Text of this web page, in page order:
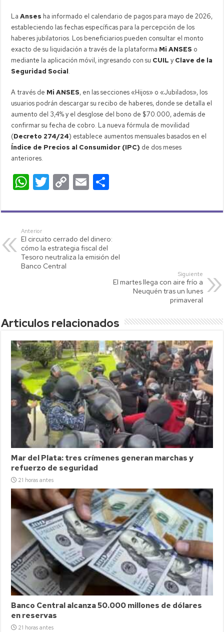
LaAnses ha informado el calendario de pagos para mayo de 2026,
estableciendo las fechas específicas para la percepción de los
haberes jubilatorios. Los beneficiarios pueden consultar el monto
exacto de su liquidación a través de la plataforma Mi ANSES o
mediante la aplicación móvil, ingresando con su CUIL y Clave de la
Seguridad Social.
A través de Mi ANSES, en las secciones «Hijos» o «Jubilados», los
usuarios podrán descargar su recibo de haberes, donde se detalla el
aumento del 3,4% y el desglose del bono de $70.000, además de
confirmar su fecha de cobro. La nueva fórmula de movilidad
(Decreto 274/24) establece aumentos mensuales basados en el
Índice de Precios al Consumidor (IPC) de dos meses
anteriores.
W
at
s
A
p
T
tt
C
p
Li
nk
E
ail m
ar
tir
Anterior
El circuito cerrado del dinero:
cómo la estrategia fiscal del
Tesoro neutraliza la emisión del
Banco Central
Siguiente
El martes llega con aire frío a
Neuquén tras un lunes
primaveral
Articulos relacionados
Mar del Plata: tres crímenes generan marchas y
refuerzo de seguridad
21 horas antes
Banco Central alcanza 50.000 millones de dólares
en reservas
21 horas antes